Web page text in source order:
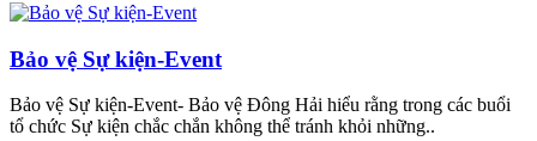
Bảo vệ Sự kiện-Event
Bảo vệ Sự kiện-Event- Bảo vệ Đông Hải hiểu rằng trong các buổi
tổ chức Sự kiện chắc chắn không thể tránh khỏi những..